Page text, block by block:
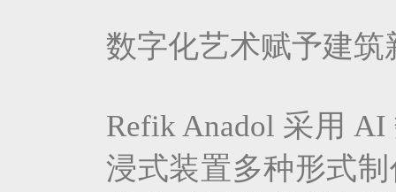
数字化艺术赋予建筑
Refik Anadol 采用
浸式装置多种形式